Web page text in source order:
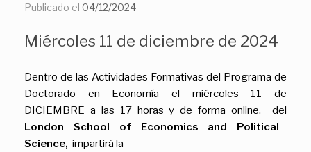
Publicado el 04/12/2024
Miércoles 11 de diciembre de 2024
Dentro de las Actividades Formativas del Programa de
Doctorado en Economía el miércoles 11 de
DICIEMBRE a las 17 horas y de forma online,
del
London School of Economics and Political
Science, impartirá la